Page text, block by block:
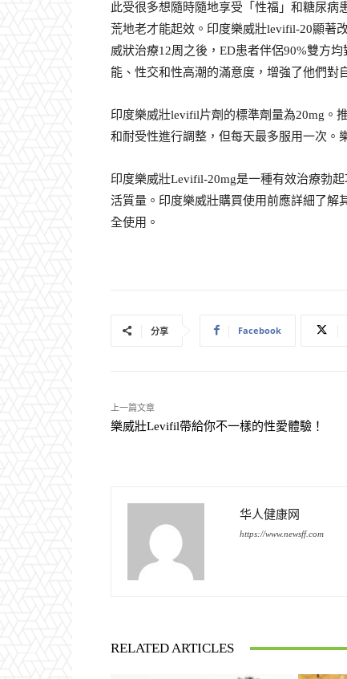
此受很多想隨時隨地享受「性福」和糖尿病
荒地老才能起效。印度樂威壯levifil-20顯著
威狀治療12周之後，ED患者伴侶90%雙方
能、性交和性高潮的滿意度，增強了他們對
印度樂威壯levifil片劑的標準劑量為20mg。
和耐受性進行調整，但每天最多服用一次。
印度樂威壯Levifil-20mg是一種有效治療勃
活質量。印度樂威壯購買使用前應詳細了解
全使用。
分享 Facebook
上一篇文章
樂威壯Levifil帶給你不一樣的性愛體驗！
华人健康网
https://www.newsff.com
RELATED ARTICLES